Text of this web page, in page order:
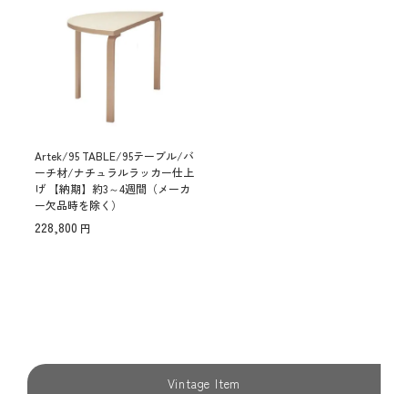
Artek/95 TABLE/95テーブル/バ
ーチ材/ナチュラルラッカー仕上
げ 【納期】約3～4週間（メーカ
ー欠品時を除く）
228,800
Vintage Item